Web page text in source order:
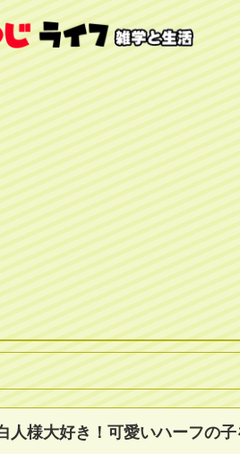
人様大好き！可愛いハーフの